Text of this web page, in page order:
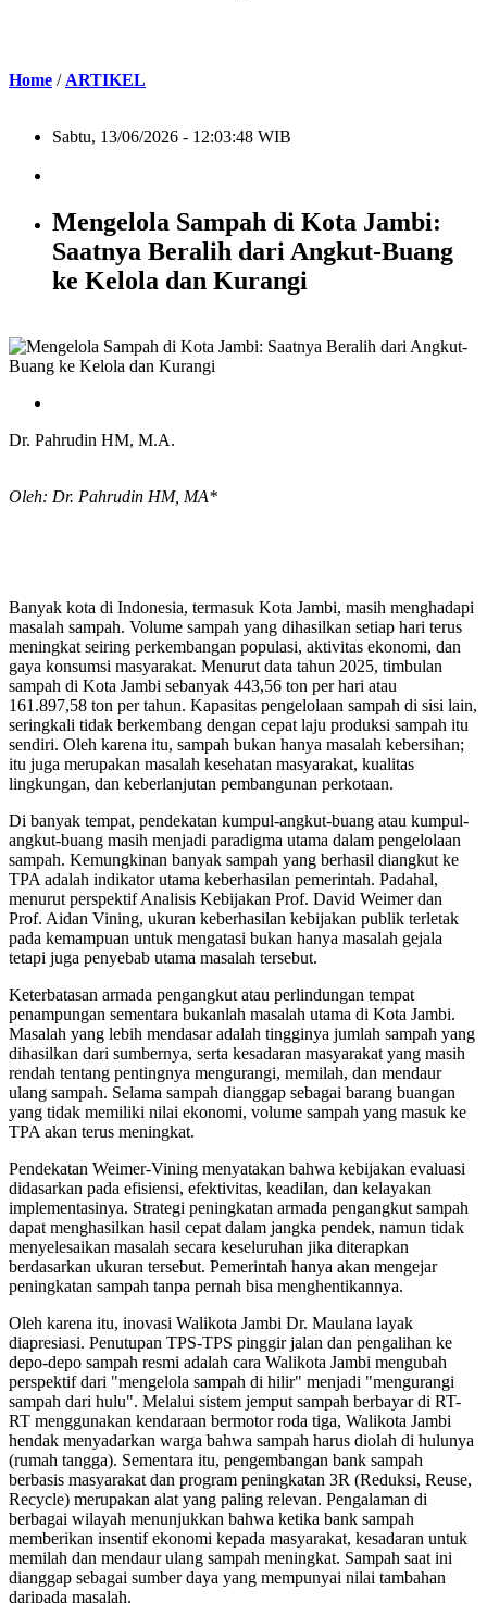
Home / ARTIKEL
Sabtu, 13/06/2026 - 12:03:48 WIB
Mengelola Sampah di Kota Jambi:
Saatnya Beralih dari Angkut-Buang
ke Kelola dan Kurangi
Dr. Pahrudin HM, M.A.
Oleh: Dr. Pahrudin HM, MA*
Banyak kota di Indonesia, termasuk Kota Jambi, masih menghadapi
masalah sampah. Volume sampah yang dihasilkan setiap hari terus
meningkat seiring perkembangan populasi, aktivitas ekonomi, dan
gaya konsumsi masyarakat. Menurut data tahun 2025, timbulan
sampah di Kota Jambi sebanyak 443,56 ton per hari atau
161.897,58 ton per tahun. Kapasitas pengelolaan sampah di sisi lain,
seringkali tidak berkembang dengan cepat laju produksi sampah itu
sendiri. Oleh karena itu, sampah bukan hanya masalah kebersihan;
itu juga merupakan masalah kesehatan masyarakat, kualitas
lingkungan, dan keberlanjutan pembangunan perkotaan.
Di banyak tempat, pendekatan kumpul-angkut-buang atau kumpul-
angkut-buang masih menjadi paradigma utama dalam pengelolaan
sampah. Kemungkinan banyak sampah yang berhasil diangkut ke
TPA adalah indikator utama keberhasilan pemerintah. Padahal,
menurut perspektif Analisis Kebijakan Prof. David Weimer dan
Prof. Aidan Vining, ukuran keberhasilan kebijakan publik terletak
pada kemampuan untuk mengatasi bukan hanya masalah gejala
tetapi juga penyebab utama masalah tersebut.
Keterbatasan armada pengangkut atau perlindungan tempat
penampungan sementara bukanlah masalah utama di Kota Jambi.
Masalah yang lebih mendasar adalah tingginya jumlah sampah yang
dihasilkan dari sumbernya, serta kesadaran masyarakat yang masih
rendah tentang pentingnya mengurangi, memilah, dan mendaur
ulang sampah. Selama sampah dianggap sebagai barang buangan
yang tidak memiliki nilai ekonomi, volume sampah yang masuk ke
TPA akan terus meningkat.
Pendekatan Weimer-Vining menyatakan bahwa kebijakan evaluasi
didasarkan pada efisiensi, efektivitas, keadilan, dan kelayakan
implementasinya. Strategi peningkatan armada pengangkut sampah
dapat menghasilkan hasil cepat dalam jangka pendek, namun tidak
menyelesaikan masalah secara keseluruhan jika diterapkan
berdasarkan ukuran tersebut. Pemerintah hanya akan mengejar
peningkatan sampah tanpa pernah bisa menghentikannya.
Oleh karena itu, inovasi Walikota Jambi Dr. Maulana layak
diapresiasi. Penutupan TPS-TPS pinggir jalan dan pengalihan ke
depo-depo sampah resmi adalah cara Walikota Jambi mengubah
perspektif dari "mengelola sampah di hilir" menjadi "mengurangi
sampah dari hulu". Melalui sistem jemput sampah berbayar di RT-
RT menggunakan kendaraan bermotor roda tiga, Walikota Jambi
hendak menyadarkan warga bahwa sampah harus diolah di hulunya
(rumah tangga). Sementara itu, pengembangan bank sampah
berbasis masyarakat dan program peningkatan 3R (Reduksi, Reuse,
Recycle) merupakan alat yang paling relevan. Pengalaman di
berbagai wilayah menunjukkan bahwa ketika bank sampah
memberikan insentif ekonomi kepada masyarakat, kesadaran untuk
memilah dan mendaur ulang sampah meningkat. Sampah saat ini
dianggap sebagai sumber daya yang mempunyai nilai tambahan
daripada masalah.